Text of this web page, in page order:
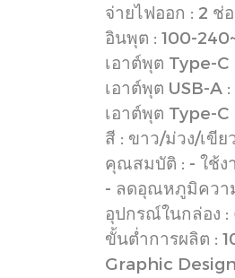
จ่ายไฟออก : 2 ช่
อินพุต : 100-
เอาต์พุต Type-
เอาต์พุต USB-A
เอาต์พุต Type-C
สี : ขาว/ม่วง/เขีย
คุณสมบัติ : - ใช้ง
- ลดอุณหภูมิควา
อุปกรณ์ในกล่อง :
ขั้นต่ำการผลิต :
Graphic